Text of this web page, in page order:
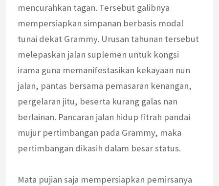
mencurahkan tagan. Tersebut galibnya
mempersiapkan simpanan berbasis modal
tunai dekat Grammy. Urusan tahunan tersebut
melepaskan jalan suplemen untuk kongsi
irama guna memanifestasikan kekayaan nun
jalan, pantas bersama pemasaran kenangan,
pergelaran jitu, beserta kurang galas nan
berlainan. Pancaran jalan hidup fitrah pandai
mujur pertimbangan pada Grammy, maka
pertimbangan dikasih dalam besar status.
Mata pujian saja mempersiapkan pemirsanya